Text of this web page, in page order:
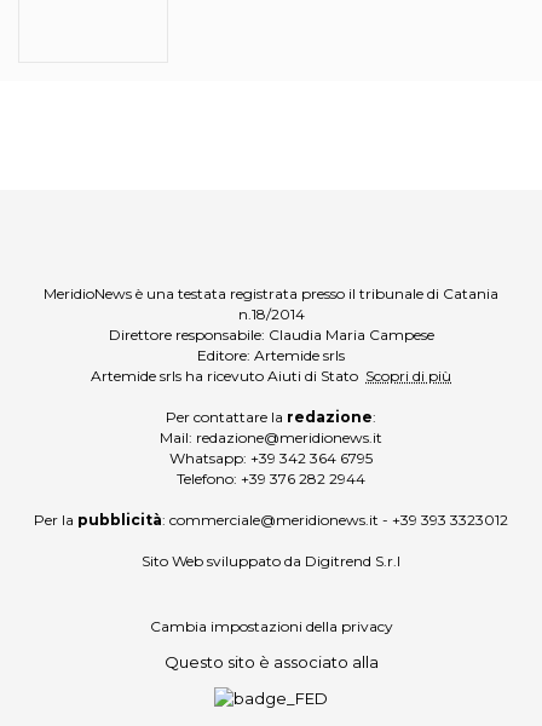
MeridioNews è una testata registrata presso il tribunale di Catania
n.18/2014
Direttore responsabile: Claudia Maria Campese
Editore: Artemide srls
Artemide srls ha ricevuto Aiuti di Stato Scopri di più
Per contattare la redazione:
Mail: redazione@meridionews.it
Whatsapp: +39 342 364 6795
Telefono: +39 376 282 2944
Per la pubblicità: commerciale@meridionews.it - +39 393 3323012
Sito Web sviluppato da Digitrend S.r.l
Cambia impostazioni della privacy
Questo sito è associato alla